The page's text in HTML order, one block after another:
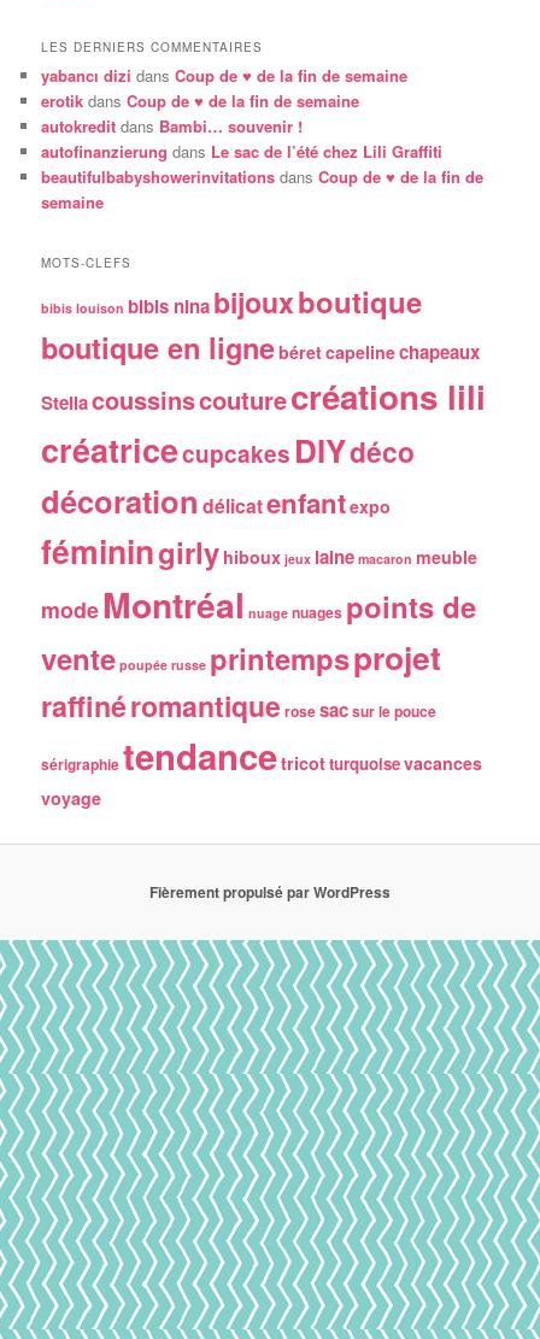
LES DERNIERS COMMENTAIRES
yabancı dizi dansCoup de ♥ de la fin de semaine
erotik dansCoup de ♥ de la fin de semaine
autokredit dans Bambi… souvenir !
autofinanzierung dans Le sac de l’été chez Lili Graffiti
beautifulbabyshowerinvitations dansCoup de ♥ de la fin de
semaine
MOTS-CLEFS
bibis louison bibis ninabijouxboutique
boutique en lignebéretcapelinechapeaux
Stellacoussinscouturecréations lili
créatricecupcakes DIYdéco
décoration délicatenfantexpo
féminingirly hiboux jeux laine macaron meuble
modeMontréal nuage nuages points de
vente poupée russe printempsprojet
raffinéromantique rosesacsur le pouce
sérigraphietendancetricotturquoisevacances
voyage
Fièrement propulsé par WordPress